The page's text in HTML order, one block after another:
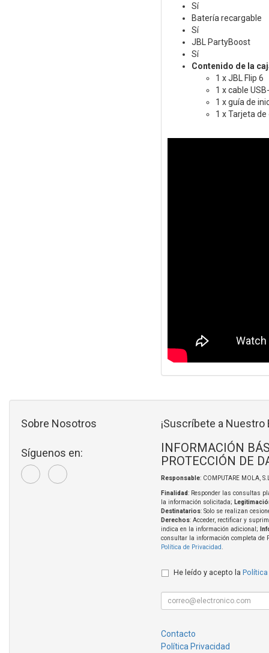
Sí
Batería recargable
Sí
JBL PartyBoost
Sí
Contenido de la
1 x JBL Flip 6
1 x cable
1 x guía de
1 x Tarjeta
Sobre Nosotros
Síguenos en:
¡Suscríbete a Nuestro
INFORMACIÓN
PROTECCIÓN DE
Responsable: COMPUTARE MOLA,
Finalidad: Responder las consultas
la información solicitada;
Destinatarios: Solo se realizan
Derechos: Acceder, rectificar y
indica en la información adicional;
consultar la información completa de
Política de Privacidad
He leído y acepto la Política
Contacto
Política Privacidad